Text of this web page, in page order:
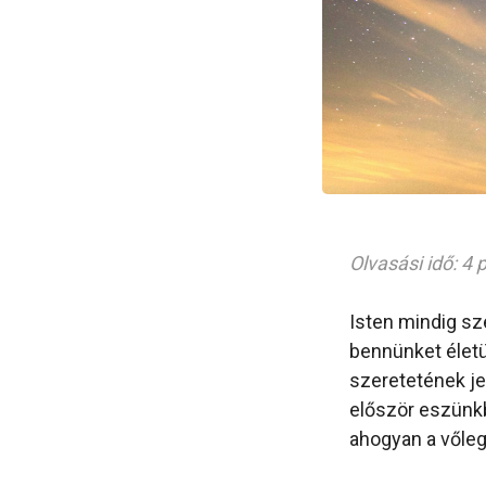
Olvasási idő: 4
Isten mindig
bennünket
szeretetének
először
ahogyan a